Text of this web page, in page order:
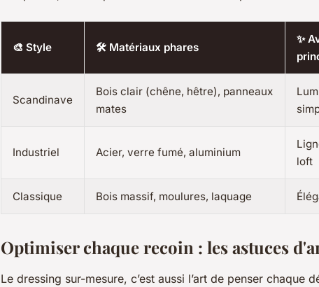
🎨 Style 🛠️ Matériaux phares
✨
Scandinave
Bois clair (chêne, hêtre), panneaux
mates
Industriel Acier, verre fumé, aluminium
loft
Classique Bois massif, moulures, laquage
Optimiser chaque recoin : les astuces
Le dressing sur-mesure, c’est aussi l’art de penser chaque